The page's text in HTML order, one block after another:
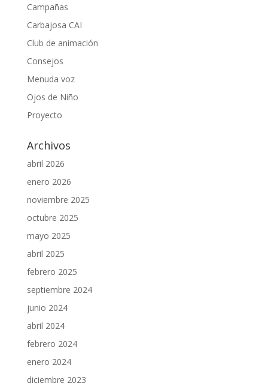
Campañas
Carbajosa CAI
Club de animación
Consejos
Menuda voz
Ojos de Niño
Proyecto
Archivos
abril 2026
enero 2026
noviembre 2025
octubre 2025
mayo 2025
abril 2025
febrero 2025
septiembre 2024
junio 2024
abril 2024
febrero 2024
enero 2024
diciembre 2023